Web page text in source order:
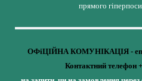
прямого
ОФіЦІЙНА КОМУНІКАЦІЯ -
Контактний телефон